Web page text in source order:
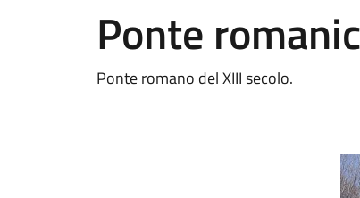
Ponte
Ponte romano del XIII secolo.